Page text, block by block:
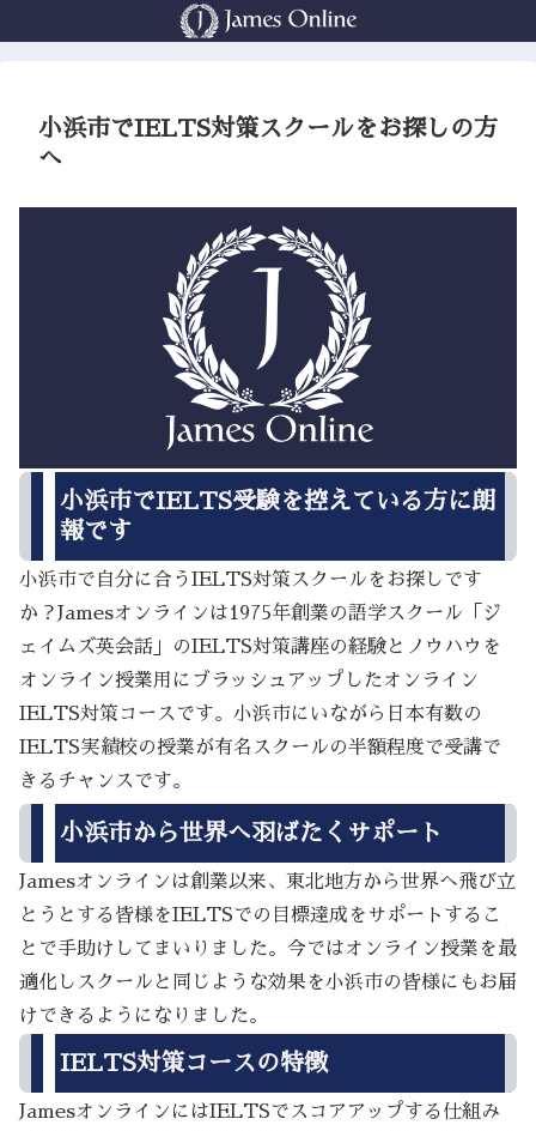
小浜市でIELTS対策スクールをお探しの方
へ
小浜市でIELTS受験を控えている方に朗
報です
小浜市で自分に合うIELTS対策スクールをお探しです
か？Jamesオンラインは1975年創業の語学スクール「ジ
ェイムズ英会話」のIELTS対策講座の経験とノウハウを
オンライン授業用にブラッシュアップしたオンライン
IELTS対策コースです。小浜市にいながら日本有数の
IELTS実績校の授業が有名スクールの半額程度で受講で
きるチャンスです。
小浜市から世界へ羽ばたくサポート
Jamesオンラインは創業以来、東北地方から世界へ飛び立
とうとする皆様をIELTSでの目標達成をサポートするこ
とで手助けしてまいりました。今ではオンライン授業を最
適化しスクールと同じような効果を小浜市の皆様にもお届
けできるようになりました。
IELTS対策コースの特徴
JamesオンラインにはIELTSでスコアアップする仕組み